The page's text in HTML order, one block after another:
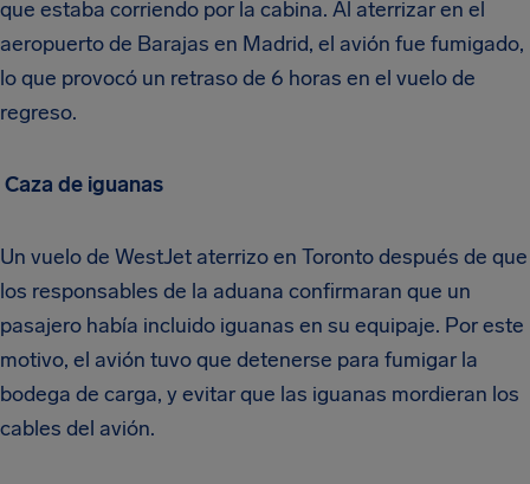
que estaba corriendo por la cabina. Al aterrizar en el
aeropuerto de Barajas en Madrid, el avión fue fumigado,
lo que provocó un retraso de 6 horas en el vuelo de
regreso.
Caza de iguanas
Un vuelo de WestJet aterrizo en Toronto después de que
los responsables de la aduana confirmaran que un
pasajero había incluido iguanas en su equipaje. Por este
motivo, el avión tuvo que detenerse para fumigar la
bodega de carga, y evitar que las iguanas mordieran los
cables del avión.